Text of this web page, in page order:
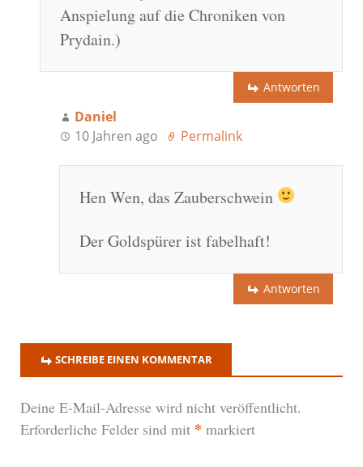
Anspielung auf die Chroniken von
Prydain.)
Antworten
Daniel
10 Jahren ago
Permalink
Hen Wen, das Zauberschwein
Der Goldspürer ist fabelhaft!
Antworten
SCHREIBE EINEN KOMMENTAR
Deine E-Mail-Adresse wird nicht veröffentlicht.
Erforderliche Felder sind mit * markiert